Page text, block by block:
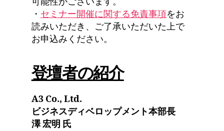
・ セミナー開催に関する免責事項をお
読みいただき、ご了承いただいた上で
お申込みください。
登壇者の紹介
A3 Co., Ltd.
ビジネスディベロップメント本部長
澤 宏明 氏